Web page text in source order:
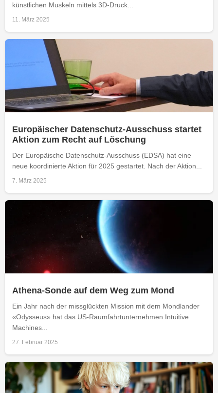
künstlichen Muskeln mittels 3D-Druck...
11. März 2025
Europäischer Datenschutz-Ausschuss startet
Aktion zum Recht auf Löschung
Der Europäische Datenschutz-Ausschuss (EDSA) hat eine
neue koordinierte Aktion für 2025 gestartet. Nach der Aktion...
7. März 2025
Athena-Sonde auf dem Weg zum Mond
Ein Jahr nach der missglückten Mission mit dem Mondlander
«Odysseus» hat das US-Raumfahrtunternehmen Intuitive
Machines...
27. Februar 2025